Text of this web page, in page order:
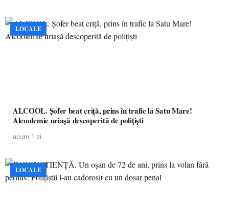
LOCALE
ALCOOL. Șofer beat criță, prins în trafic la Satu Mare!
Alcoolemie uriașă descoperită de polițiști
acum 1 zi
LOCALE